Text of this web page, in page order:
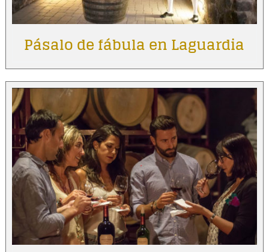
Pásalo de fábula en Laguardia